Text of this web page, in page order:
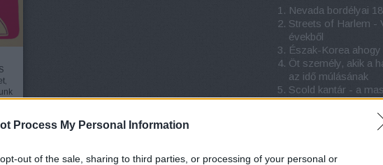
Process My Personal Information
out of the sale, sharing to third parties, or processing of your personal or
Nevada bordélyai
Streets of Harlem -
évekből
Észak-Korea
Öt személy, akik a
az idő múlásának
Scold kantár - a
büntetésére